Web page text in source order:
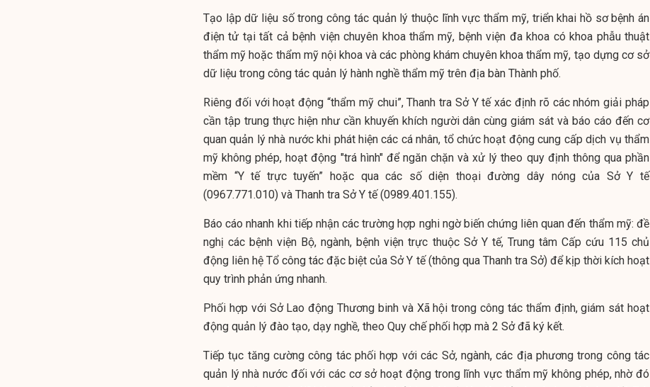
Tạo lập dữ liệu số trong công tác quản lý thuộc lĩnh vực thẩm mỹ, triển khai hồ sơ bệnh án
điện tử tại tất cả bệnh viện chuyên khoa thẩm mỹ, bệnh viện đa khoa có khoa phẫu thuật
thẩm mỹ hoặc thẩm mỹ nội khoa và các phòng khám chuyên khoa thẩm mỹ, tạo dựng cơ sở
dữ liệu trong công tác quản lý hành nghề thẩm mỹ trên địa bàn Thành phố.
Riêng đối với hoạt động “thẩm mỹ chui”, Thanh tra Sở Y tế xác định rõ các nhóm giải pháp
cần tập trung thực hiện như cần khuyến khích người dân cùng giám sát và báo cáo đến cơ
quan quản lý nhà nước khi phát hiện các cá nhân, tổ chức hoạt động cung cấp dịch vụ thẩm
mỹ không phép, hoạt động "trá hình" để ngăn chặn và xử lý theo quy định thông qua phần
mềm “Y tế trực tuyến” hoặc qua các số diện thoại đường dây nóng của Sở Y tế
(0967.771.010) và Thanh tra Sở Y tế (0989.401.155).
Báo cáo nhanh khi tiếp nhận các trường hợp nghi ngờ biến chứng liên quan đến thẩm mỹ: đề
nghị các bệnh viện Bộ, ngành, bệnh viện trực thuộc Sở Y tế, Trung tâm Cấp cứu 115 chủ
động liên hệ Tổ công tác đặc biệt của Sở Y tế (thông qua Thanh tra Sở) để kịp thời kích hoạt
quy trình phản ứng nhanh.
Phối hợp với Sở Lao động Thương binh và Xã hội trong công tác thẩm định, giám sát hoạt
động quản lý đào tạo, dạy nghề, theo Quy chế phối hợp mà 2 Sở đã ký kết.
Tiếp tục tăng cường công tác phối hợp với các Sở, ngành, các địa phương trong công tác
quản lý nhà nước đối với các cơ sở hoạt động trong lĩnh vực thẩm mỹ không phép, nhờ đó